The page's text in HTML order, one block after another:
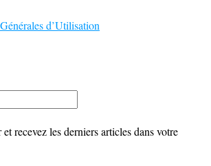
d’Utilisation
recevez les derniers articles dans votre